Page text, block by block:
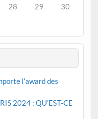
28 29
30
l’award des
2024 : QU’EST-CE